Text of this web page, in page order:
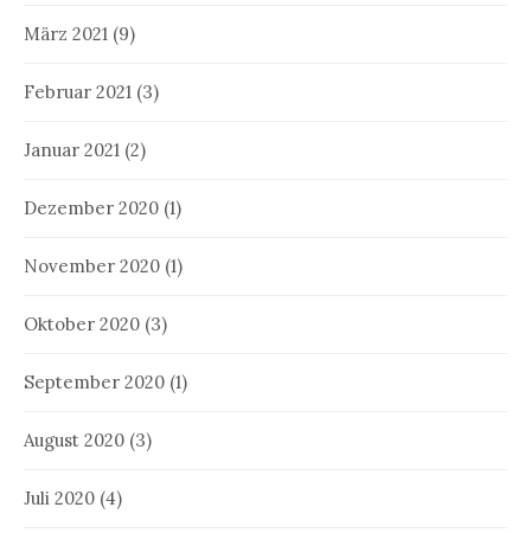
März 2021 (9)
Februar 2021 (3)
Januar 2021 (2)
Dezember 2020 (1)
November 2020 (1)
Oktober 2020 (3)
September 2020 (1)
August 2020 (3)
Juli 2020 (4)